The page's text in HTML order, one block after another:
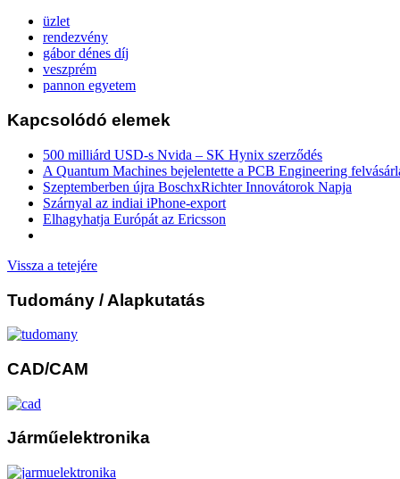
üzlet
rendezvény
gábor dénes díj
veszprém
pannon egyetem
Kapcsolódó elemek
500 milliárd USD-s Nvida – SK Hynix szerződés
A Quantum Machines bejelentette a PCB Engineering
Szeptemberben újra BoschxRichter Innovátorok Napja
Szárnyal az indiai iPhone-export
Elhagyhatja Európát az Ericsson
Vissza a tetejére
Tudomány / Alapkutatás
CAD/CAM
Járműelektronika